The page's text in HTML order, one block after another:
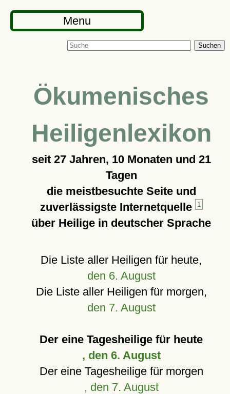
Menu
Suchen
Ökumenisches
Heiligenlexikon
seit 27 Jahren, 10 Monaten und 21
Tagen
die meistbesuchte Seite und
zuverlässigste Internetquelle
1
über Heilige in deutscher Sprache
Die Liste aller Heiligen für heute,
den 6. August
Die Liste aller Heiligen für morgen,
den 7. August
Der eine Tagesheilige für heute
, den 6. August
Der eine Tagesheilige für morgen
, den 7. August